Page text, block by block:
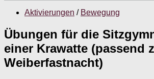
Aktivierungen / Bewegung
Übungen für die
einer Krawatte (passend
Weiberfastnacht)